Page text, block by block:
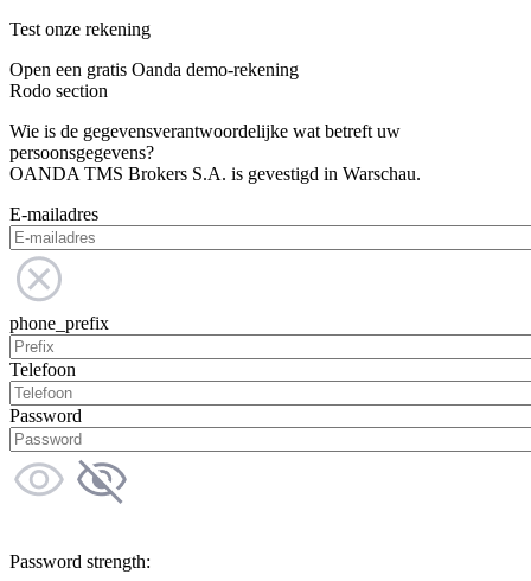
Test onze rekening
Open een gratis Oanda demo-rekening
Rodo section
Wie is de gegevensverantwoordelijke wat betreft uw
persoonsgegevens?
OANDA TMS Brokers S.A. is gevestigd in Warschau.
E-mailadres
phone_prefix
Telefoon
Password
Password strength: